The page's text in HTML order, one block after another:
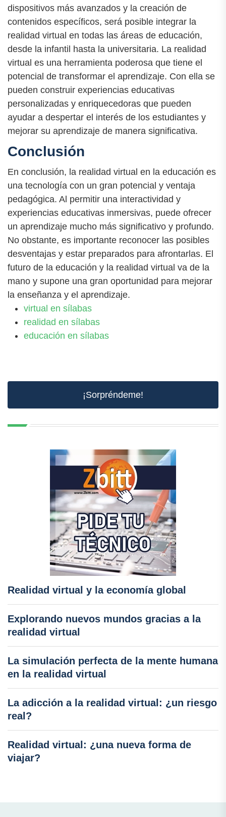
dispositivos más avanzados y la creación de
contenidos específicos, será posible integrar la
realidad virtual en todas las áreas de educación,
desde la infantil hasta la universitaria. La realidad
virtual es una herramienta poderosa que tiene el
potencial de transformar el aprendizaje. Con ella se
pueden construir experiencias educativas
personalizadas y enriquecedoras que pueden
ayudar a despertar el interés de los estudiantes y
mejorar su aprendizaje de manera significativa.
Conclusión
En conclusión, la realidad virtual en la educación es
una tecnología con un gran potencial y ventaja
pedagógica. Al permitir una interactividad y
experiencias educativas inmersivas, puede ofrecer
un aprendizaje mucho más significativo y profundo.
No obstante, es importante reconocer las posibles
desventajas y estar preparados para afrontarlas. El
futuro de la educación y la realidad virtual va de la
mano y supone una gran oportunidad para mejorar
la enseñanza y el aprendizaje.
virtual en sílabas
realidad en sílabas
educación en sílabas
¡Sorpréndeme!
Realidad virtual y la economía global
Explorando nuevos mundos gracias a la
realidad virtual
La simulación perfecta de la mente humana
en la realidad virtual
La adicción a la realidad virtual: ¿un riesgo
real?
Realidad virtual: ¿una nueva forma de
viajar?